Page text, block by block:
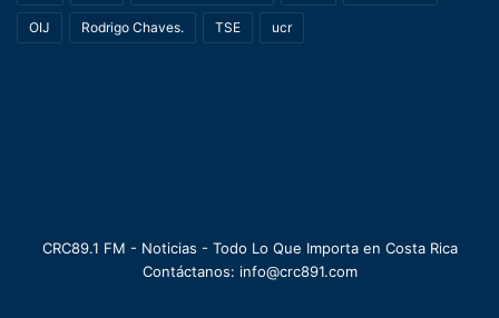
OIJ Rodrigo Chaves. TSE ucr
CRC89.1 FM - Noticias - Todo Lo Que Importa en Costa Rica
Contáctanos: info@crc891.com